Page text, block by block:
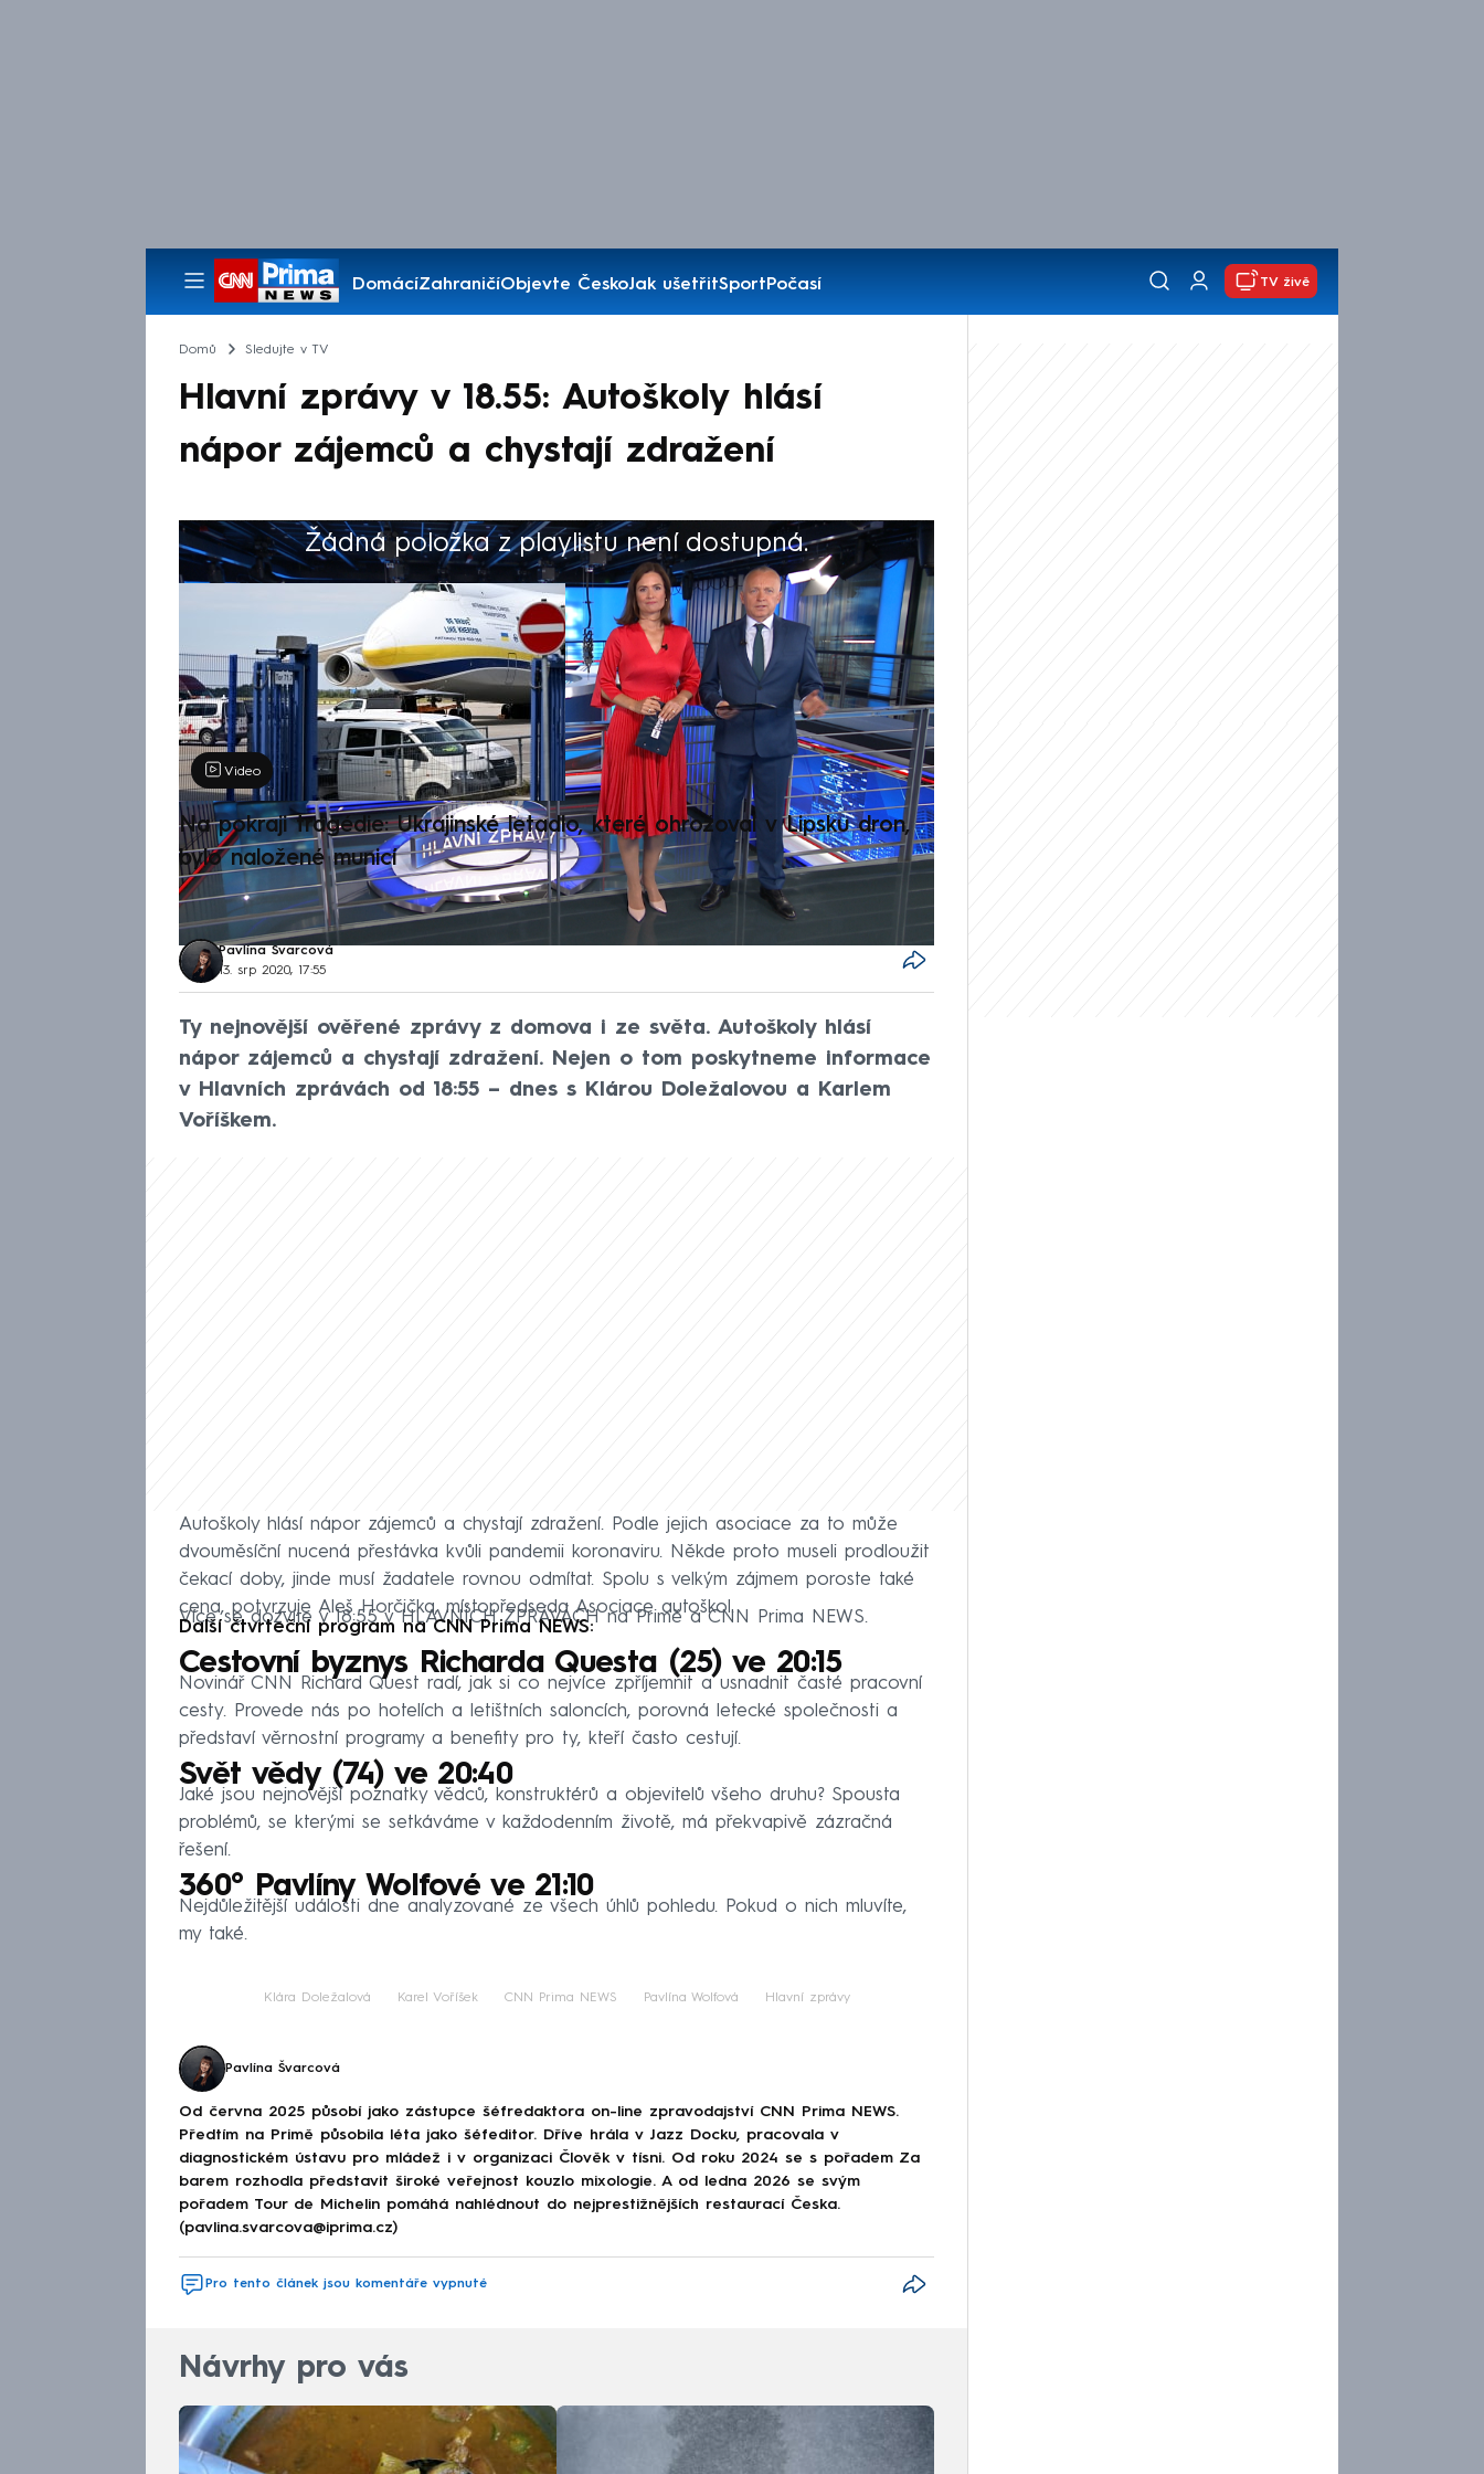
DomácíZahraničíObjevte ČeskoJak ušetřitSportPočasí
Pořady
TV živě
Domů Sledujte v TV
Hlavní zprávy v 18.55: Autoškoly hlásí
nápor zájemců a chystají zdražení
Žádná položka z playlistu není dostupná.
Výběr redakce
Video
Na pokraji tragédie: Ukrajinské letadlo, které ohrožoval v Lipsku dron,
bylo naložené municí
Pavlína Švarcová
13. srp 2020, 17:55
Ty nejnovější ověřené zprávy z domova i ze světa. Autoškoly hlásí
nápor zájemců a chystají zdražení. Nejen o tom poskytneme informace
v Hlavních zprávách od 18:55 – dnes s Klárou Doležalovou a Karlem
Voříškem.
Autoškoly hlásí nápor zájemců a chystají zdražení. Podle jejich asociace za to může
dvouměsíční nucená přestávka kvůli pandemii koronaviru. Někde proto museli prodloužit
čekací doby, jinde musí žadatele rovnou odmítat. Spolu s velkým zájmem poroste také
cena, potvrzuje Aleš Horčička, místopředseda Asociace autoškol.
Více se dozvíte v 18:55 v HLAVNÍCH ZPRÁVÁCH na Primě a CNN Prima NEWS.
Další čtvrteční program na CNN Prima NEWS:
Cestovní byznys Richarda Questa (25) ve 20:15
Novinář CNN Richard Quest radí, jak si co nejvíce zpříjemnit a usnadnit časté pracovní
cesty. Provede nás po hotelích a letištních saloncích, porovná letecké společnosti a
představí věrnostní programy a benefity pro ty, kteří často cestují.
Svět vědy (74) ve 20:40
Jaké jsou nejnovější poznatky vědců, konstruktérů a objevitelů všeho druhu? Spousta
problémů, se kterými se setkáváme v každodenním životě, má překvapivě zázračná
řešení.
360° Pavlíny Wolfové ve 21:10
Nejdůležitější události dne analyzované ze všech úhlů pohledu. Pokud o nich mluvíte,
my také.
Klára Doležalová Karel Voříšek CNN Prima NEWS Pavlína Wolfová Hlavní zprávy
Pavlína Švarcová
Od června 2025 působí jako zástupce šéfredaktora on-line zpravodajství CNN Prima NEWS.
Předtím na Primě působila léta jako šéfeditor. Dříve hrála v Jazz Docku, pracovala v
diagnostickém ústavu pro mládež i v organizaci Člověk v tísni. Od roku 2024 se s pořadem Za
barem rozhodla představit široké veřejnost kouzlo mixologie. A od ledna 2026 se svým
pořadem Tour de Michelin pomáhá nahlédnout do nejprestižnějších restaurací Česka.
(pavlina.svarcova@iprima.cz)
Pro tento článek jsou komentáře vypnuté
Návrhy pro vás